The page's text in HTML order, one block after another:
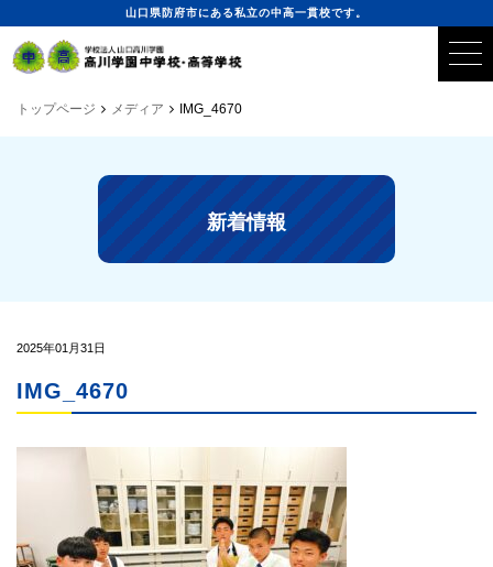
山口県防府市にある私立の中高一貫校です。
トップページ メディア IMG_4670
新着情報
2025年01月31日
IMG_4670